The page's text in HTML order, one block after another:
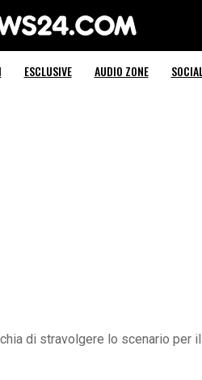
24
ESCLUSIVE AUDIO ZONE
di stravolgere lo scenario per